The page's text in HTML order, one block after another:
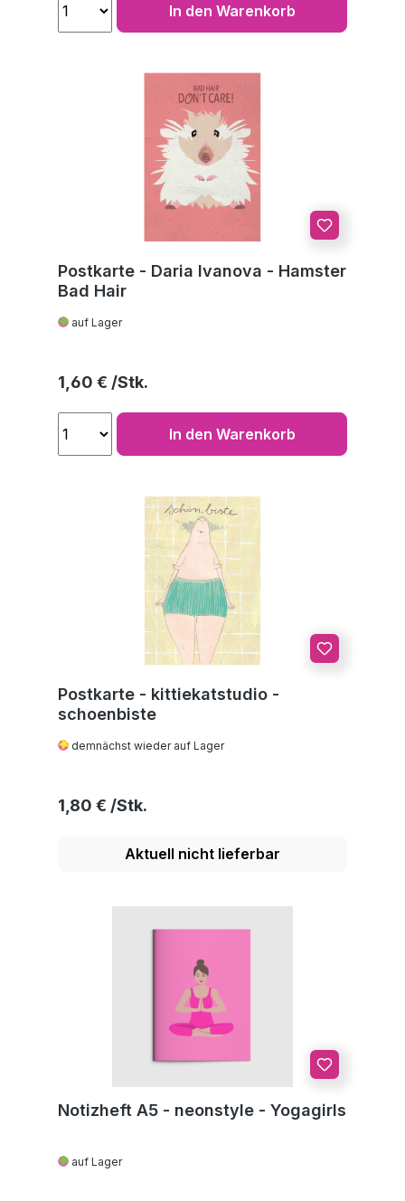
In den Warenkorb
Postkarte - Daria Ivanova - Hamster
Bad Hair
auf Lager
Regulärer Preis:
1,60 €
In den Warenkorb
Postkarte - kittiekatstudio -
schoenbiste
demnächst wieder auf Lager
Regulärer Preis:
1,80 €
Aktuell nicht lieferbar
Notizheft A5 - neonstyle - Yogagirls
auf Lager